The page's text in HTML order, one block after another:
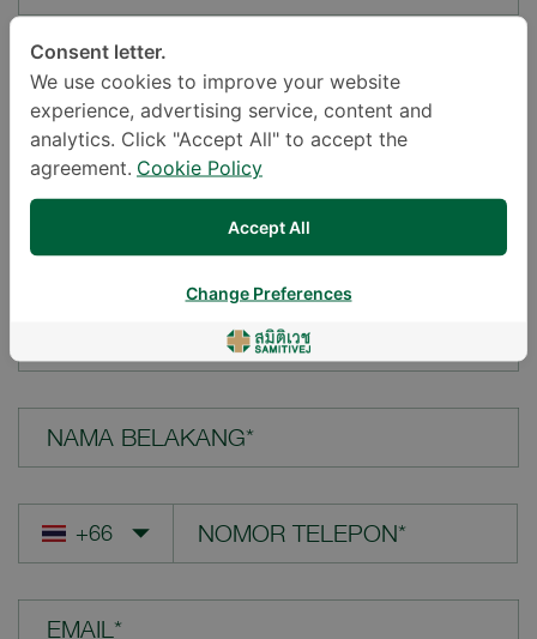
LOKASI*
PERTANYAAN ANDA*
NAMA BELAKANG*
EMAIL*
Consent letter.
We use cookies to improve your website
experience, advertising service, content and
analytics. Click "Accept All" to accept the
agreement. Cookie Policy
Accept All
Change Preferences